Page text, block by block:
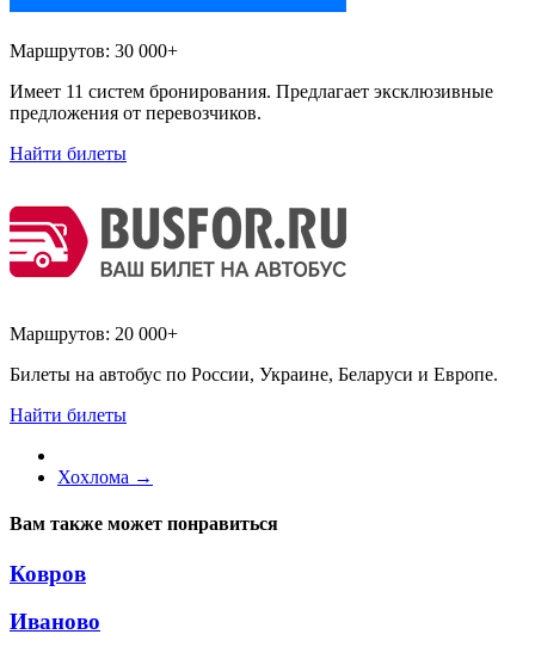
Маршрутов: 30 000+
Имеет 11 систем бронирования. Предлагает эксклюзивные
предложения от перевозчиков.
Найти билеты
Маршрутов: 20 000+
Билеты на автобус по России, Украине, Беларуси и Европе.
Найти билеты
Хохлома →
Вам также может понравиться
Ковров
Иваново